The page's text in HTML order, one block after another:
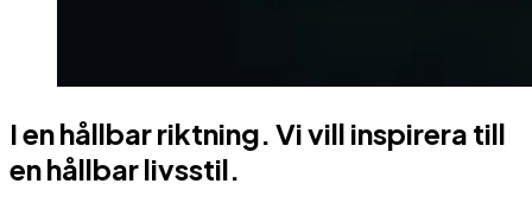
I en hållbar riktning. Vi vill inspirera till
en hållbar livsstil.